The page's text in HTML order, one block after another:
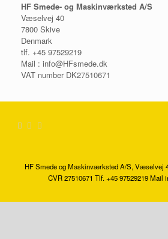
HF Smede- og Maskinværksted A/S
Væselvej 40
7800 Skive
Denmark
tlf. +45 97529219
Mail : info@HFsmede.dk
VAT number DK27510671
HF Smede og Maskinværksted A/S, Væselvej
CVR 27510671 Tlf. +45 97529219 Mail